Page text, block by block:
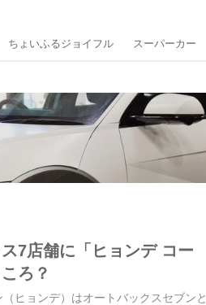
ちょいふるジョイフル スーパーカー
7店舗に「ヒョンデ コー
ろ？
ヒョンデ）はオートバックスセブンと